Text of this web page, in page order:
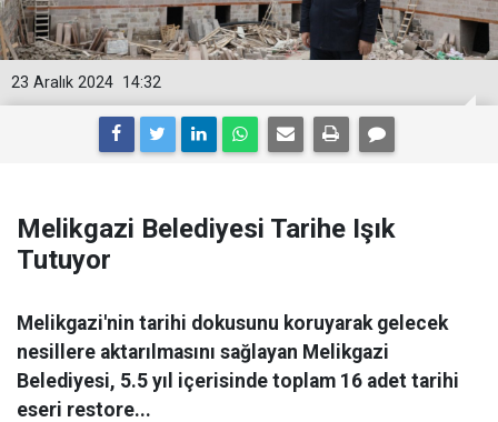
14:32
23 Aralık 2024
Melikgazi Belediyesi Tarihe Işık
Tutuyor
Melikgazi'nin tarihi dokusunu koruyarak gelecek
nesillere aktarılmasını sağlayan Melikgazi
Belediyesi, 5.5 yıl içerisinde toplam 16 adet tarihi
eseri restore...